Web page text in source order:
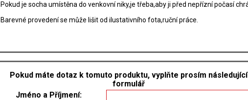
Pokud je socha umístěna do venkovní niky,je třeba,aby ji před nepřízní počasí
Barevné provedení se může lišit od ilustativního fota,ruční práce.
Pokud máte dotaz k tomuto produktu, vyplňte prosím následující
formulář
Jméno a Příjmení: